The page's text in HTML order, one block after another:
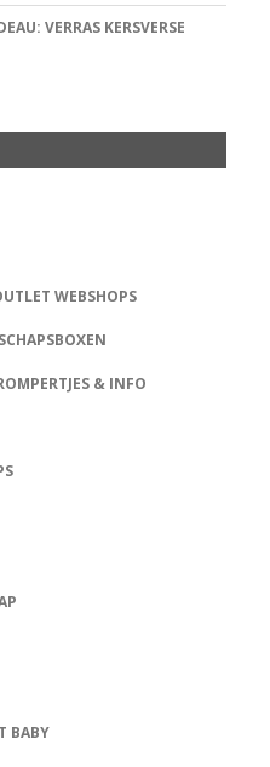
VERRAS KERSVERSE
WEBSHOPS
& INFO
BABY